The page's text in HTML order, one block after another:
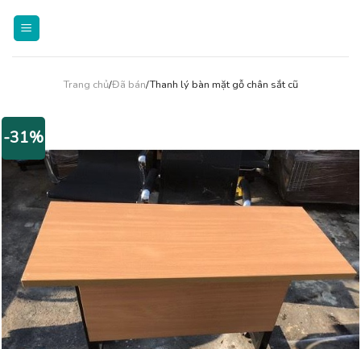
Trang chủ/Đã bán/Thanh lý bàn mặt gỗ chân sắt cũ
-31%